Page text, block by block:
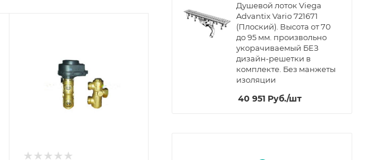
Душевой лоток Viega
Advantix Vario 721671
(Плоский). Высота от 70
до 95 мм. произвольно
укорачиваемый БЕЗ
дизайн-решетки в
комплекте. Без манжеты
изоляции
40 951 Руб./шт